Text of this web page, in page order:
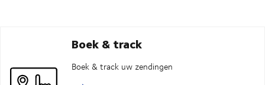
Boek & track
Boek & track uw zendingen